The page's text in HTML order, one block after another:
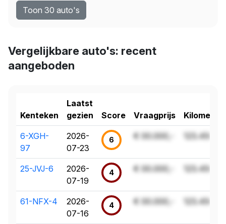
Toon 30 auto's
Vergelijkbare auto's: recent
aangeboden
Kenteken
Laatst
gezien
Score Vraagprijs
6-XGH-
97
2026-
07-23
6 € 00.000,- 123.456 km
25-JVJ-6
2026-
07-19
4 € 00.000,- 123.456 km
61-NFX-4
2026-
07-16
4 € 00.000,- 123.456 km